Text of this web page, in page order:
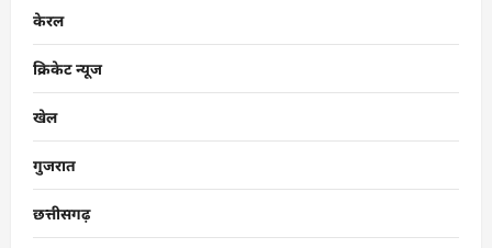
केरल
क्रिकेट न्यूज
खेल
गुजरात
छत्तीसगढ़